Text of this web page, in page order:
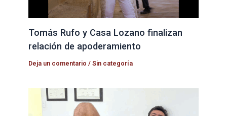
Tomás Rufo y Casa Lozano finalizan
relación de apoderamiento
Deja un comentario /Sin categoría